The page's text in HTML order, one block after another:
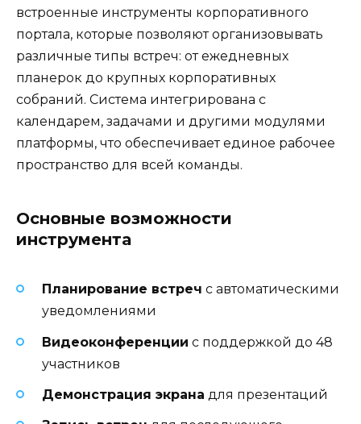
встроенные инструменты корпоративного
портала, которые позволяют организовывать
различные типы встреч: от ежедневных
планерок до крупных корпоративных
собраний. Система интегрирована с
календарем, задачами и другими модулями
платформы, что обеспечивает единое рабочее
пространство для всей команды.
Основные возможности
инструмента
Планирование встреч с автоматическими
уведомлениями
Видеоконференции с поддержкой до 48
участников
Демонстрация экрана для презентаций